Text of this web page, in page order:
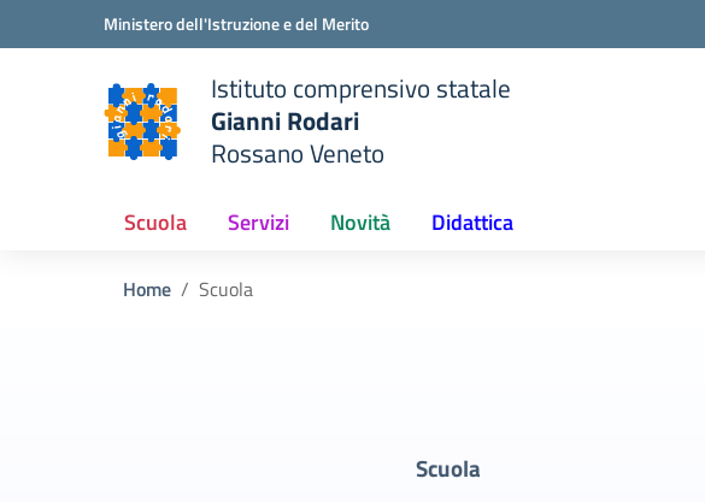
Vai ai contenuti
Vai al menu di navigazioneMinistero dell'Istruzione e del Merito
scuola
Istituto comprensivo statale
Gianni Rodari
Rossano Veneto
Scuola Servizi Novità Didattica
Home Scuola
Scuola